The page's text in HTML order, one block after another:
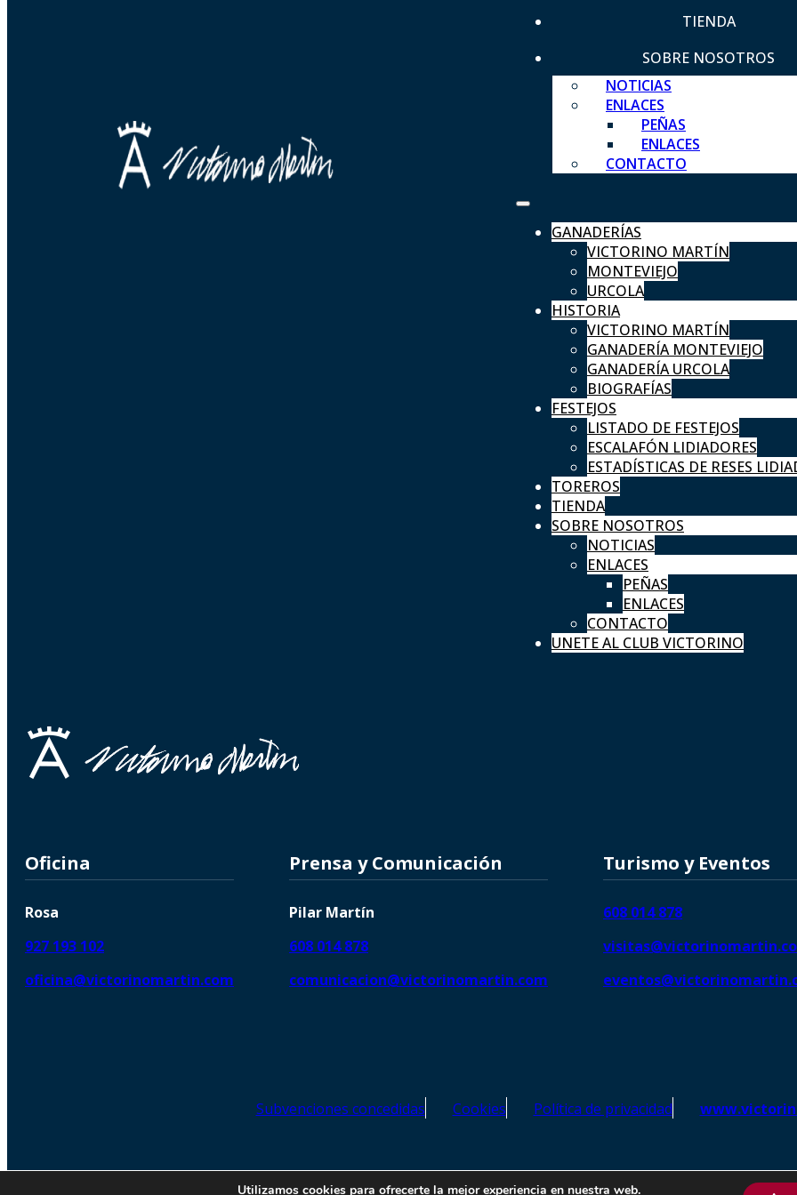
TIENDA
SOBRE NOSOTROS
NOTICIAS
ENLACES
PEÑAS
ENLACES
CONTACTO
GANADERÍAS
VICTORINO MARTÍN
MONTEVIEJO
URCOLA
HISTORIA
VICTORINO MARTÍN
GANADERÍA MONTEVIEJO
GANADERÍA URCOLA
BIOGRAFÍAS
FESTEJOS
LISTADO DE FESTEJOS
ESCALAFÓN LIDIADORES
ESTADÍSTICAS DE RESES
TOREROS
TIENDA
SOBRE NOSOTROS
NOTICIAS
ENLACES
PEÑAS
ENLACES
CONTACTO
UNETE AL CLUB VICTORINO
Oficina
Rosa
927 193 102
oficina@victorinomartin.com
Prensa y Comunicación
Pilar Martín
608 014 878
comunicacion@victorinomartin.com
Turismo y Eventos
608 014 878
Subvenciones concedidas Cookies Política de privacidad
© 2026 Copyright © | Victorino Martín – Todos los derechos reservados | SEO de Agencia
Utilizamos cookies para ofrecerte la mejor experiencia en nuestra web.